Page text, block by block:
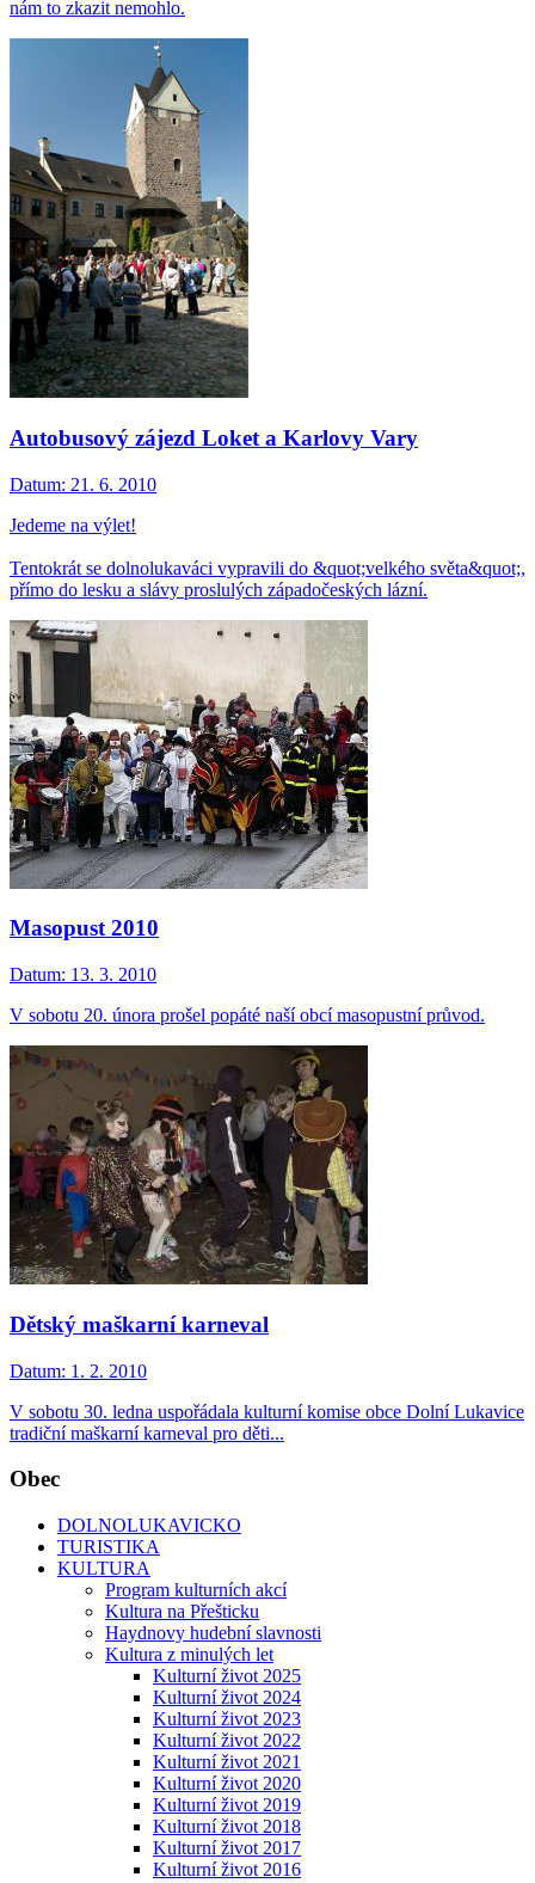
nám to zkazit nemohlo.
Autobusový zájezd Loket a Karlovy Vary
Datum: 21. 6. 2010
Jedeme na výlet!
Tentokrát se dolnolukaváci vypravili do &quot;velkého světa&quot;,
přímo do lesku a slávy proslulých západočeských lázní.
Masopust 2010
Datum: 13. 3. 2010
V sobotu 20. února prošel popáté naší obcí masopustní průvod.
Dětský maškarní karneval
Datum: 1. 2. 2010
V sobotu 30. ledna uspořádala kulturní komise obce Dolní Lukavice
tradiční maškarní karneval pro děti...
Obec
DOLNOLUKAVICKO
TURISTIKA
KULTURA
Program kulturních akcí
Kultura na Přešticku
Haydnovy hudební slavnosti
Kultura z minulých let
Kulturní život 2025
Kulturní život 2024
Kulturní život 2023
Kulturní život 2022
Kulturní život 2021
Kulturní život 2020
Kulturní život 2019
Kulturní život 2018
Kulturní život 2017
Kulturní život 2016